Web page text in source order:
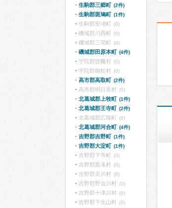
生駒郡三郷町 (2件)
生駒郡斑鳩町 (1件)
生駒郡安堵町 (0)
磯城郡川西町 (0)
磯城郡三宅町 (0)
磯城郡田原本町 (4件)
宇陀郡曽爾村 (0)
宇陀郡御杖村 (0)
高市郡高取町 (2件)
高市郡明日香村 (0)
北葛城郡上牧町 (1件)
北葛城郡王寺町 (2件)
北葛城郡広陵町 (0)
北葛城郡河合町 (4件)
吉野郡吉野町 (1件)
吉野郡大淀町 (1件)
吉野郡下市町 (0)
吉野郡黒滝村 (0)
吉野郡天川村 (0)
吉野郡野迫川村 (0)
吉野郡十津川村 (0)
吉野郡下北山村 (0)